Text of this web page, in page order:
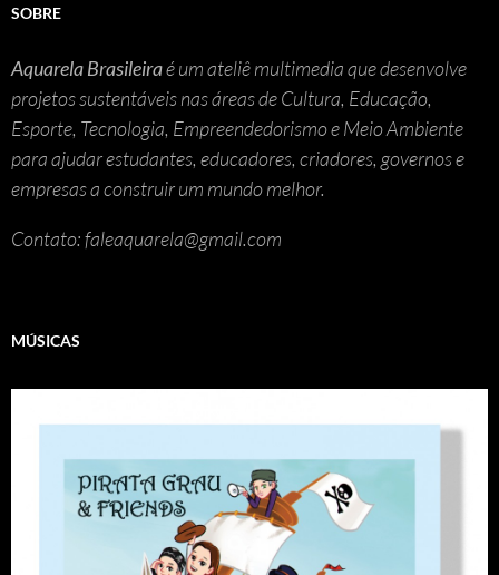
SOBRE
Aquarela Brasileiraé um ateliê multimedia que desenvolve
projetos sustentáveis nas áreas de Cultura, Educação,
Esporte, Tecnologia, Empreendedorismo e Meio Ambiente
para ajudar estudantes, educadores, criadores, governos e
empresas a construir um mundo melhor.
Contato: faleaquarela@gmail.com
MÚSICAS